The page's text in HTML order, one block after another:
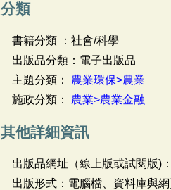
分類
書籍分類 ：社會/科學
出版品分類：電子出版品
主題分類： 農業環保>農業
施政分類： 農業>農業金融
其他詳細資訊
出版品網址（線上版或試閱版)
出版形式：電腦檔、資料庫與